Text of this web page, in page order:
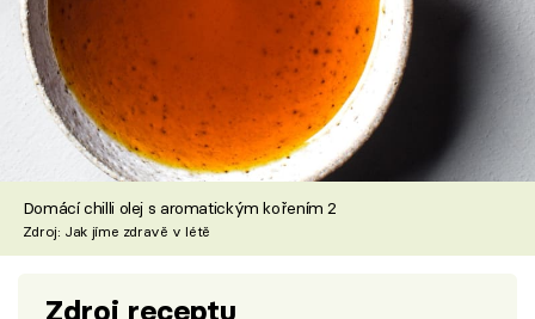
Domácí chilli olej s aromatickým kořením 2
Zdroj: Jak jíme zdravě v létě
Zdroj receptu